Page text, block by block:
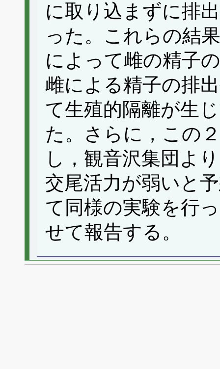
に取り込まずに排
った。これらの結
によって雌の精子
雌による精子の排
て生殖的隔離が生
た。さらに，この
し，観音沢集団よ
交尾活力が弱いと
て同様の実験を行
せて報告する。